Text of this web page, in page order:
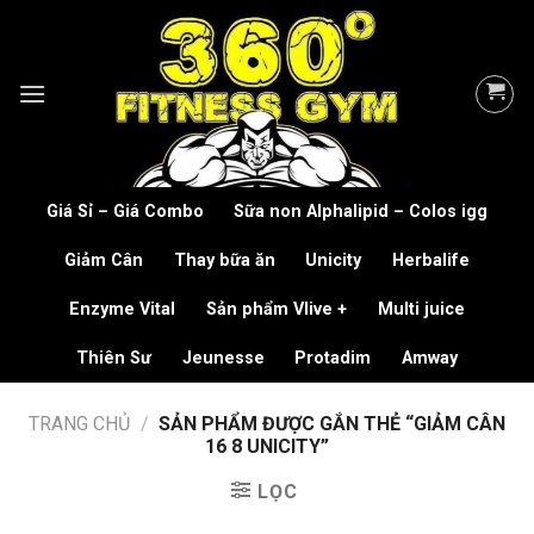
Giá Sỉ – Giá Combo Sữa non Alphalipid – Colos igg
Giảm Cân Thay bữa ăn Unicity Herbalife
Enzyme Vital Sản phẩm Vlive + Multi juice
Thiên Sư Jeunesse Protadim Amway
TRANG CHỦ / SẢN PHẨM ĐƯỢC GẮN THẺ “GIẢM CÂN
16 8 UNICITY”
LỌC